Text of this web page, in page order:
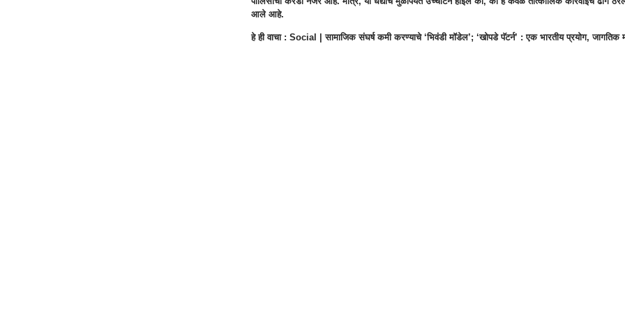
आले आहे.
हे ही वाचा : Social | सामाजिक संघर्ष कमी करण्याचे ‘भिवंडी मॉडेल’; ‘खोपडे पॅटर्न’ : एक भारतीय प्रयोग, जागतिक